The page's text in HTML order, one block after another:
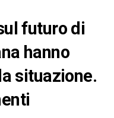
futuro di
hanno
situazione.